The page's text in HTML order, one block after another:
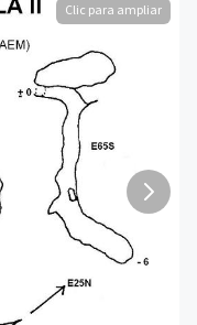
Clic para ampliar